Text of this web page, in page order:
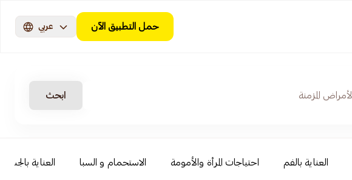
حمل التطبيق الآن عربي
ابحث
العناية بالفم احتياجات المرأة والأمومة الاستحمام و السبا العناية بالجسم